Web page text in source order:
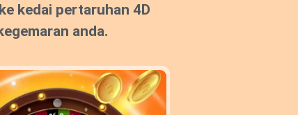
kedai pertaruhan 4D
anda.